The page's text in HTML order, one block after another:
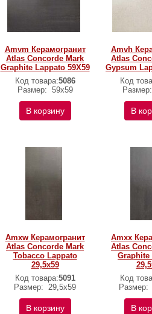
Amvm Керамогранит
Atlas Concorde Mark
Graphite Lappato 59X59
Код товара:5086
Размер: 59х59
В корзину
Amvh
Atlas
Gypsum
Код
Размер:
В
Amxw Керамогранит
Atlas Concorde Mark
Tobacco Lappato
29,5x59
Код товара:5091
Размер: 29,5x59
В корзину
Amxx
Atlas
Graphite
Код
Размер:
В